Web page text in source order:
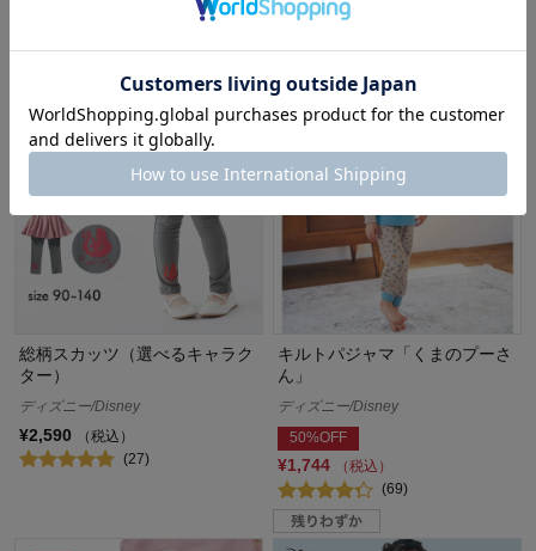
総柄スカッツ（選べるキャラク
ター）
ディズニー/Disney
¥2,590
（税込）
(27)
キルトパジャマ「くまのプーさ
ん」
ディズニー/Disney
50%OFF
¥1,744
（税込）
(69)